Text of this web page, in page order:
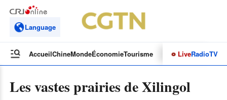
Language
AccueilChineMondeÉconomieTourismeCulture&SportOpinions
LiveRadioTV
Les vastes prairies de Xilingol